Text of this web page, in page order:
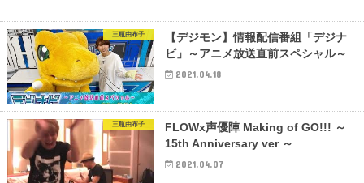
三瓶由布子
【デジモン】情報配信番組「デジナ
ビ」～アニメ放送直前スペシャル～
2021.04.18
三瓶由布子
FLOWx声優陣 Making of GO!!! ～
15th Anniversary ver ～
2021.04.07